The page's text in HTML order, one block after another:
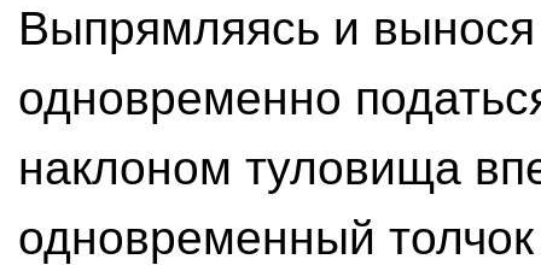
Выпрямляясь и
одновременно
наклоном туловища
одновременный